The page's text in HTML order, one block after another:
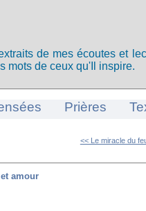
de mes écoutes et
mots de ceux qu'Il inspire.
Prières
<< Le miracle du
amour